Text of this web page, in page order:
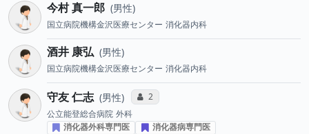
今村 真一郎 男性
国立病院機構金沢医療センター 消化器内科
酒井 康弘 男性
国立病院機構金沢医療センター 消化器内科
守友 仁志 男性 コミュニケーション・タイプ投票数
2
公立能登総合病院 外科
消化器外科専門医
消化器病専門医